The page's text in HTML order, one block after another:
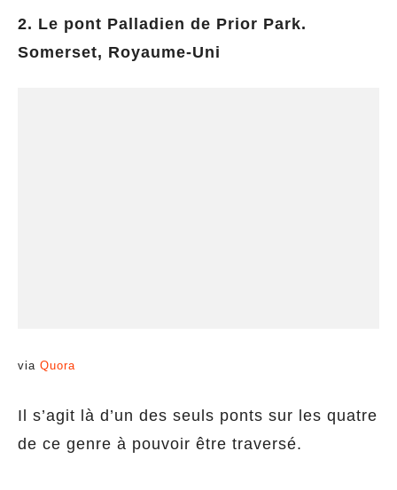
2. Le pont Palladien de Prior Park.
Somerset, Royaume-Uni
via Quora
Il s’agit là d’un des seuls ponts sur les quatre
de ce genre à pouvoir être traversé.